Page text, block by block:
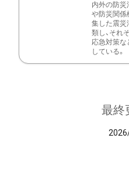
内外の防災
や防災関係
集した震災
類し、それ
応急対策
している。
最終